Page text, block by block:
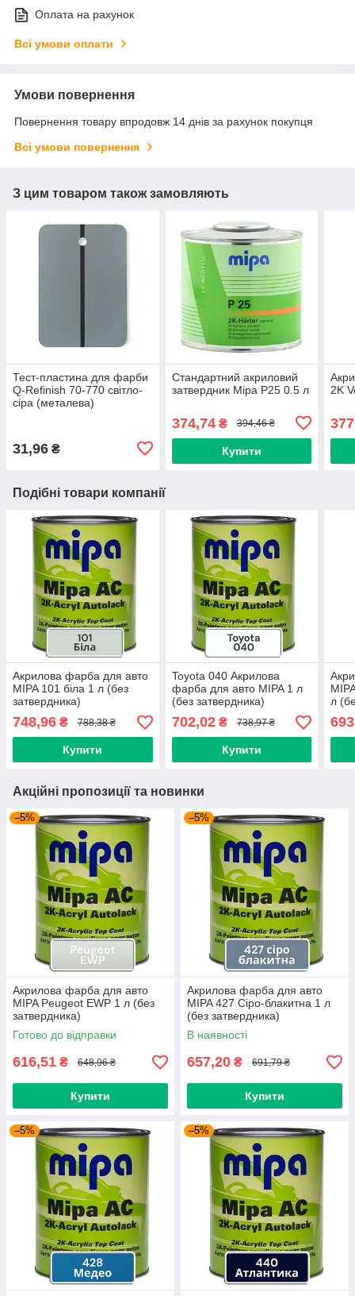
Оплата на рахунок
Всі умови оплати
Умови повернення
Повернення товару впродовж 14 днів за рахунок покупця
Всі умови повернення
З цим товаром також замовляють
Тест-пластина для фарби
Q-Refinish 70-770 світло-
сіра (металева)
31,96 ₴
Стандартний акриловий
затвердник Mipa P25 0.5 л
374,74₴ 394,46 ₴
Купити
2K
Подібні товари компанії
Акрилова фарба для авто
MIPA 101 біла 1 л (без
затвердника)
748,96 ₴ 788,38 ₴
Купити
Toyota 040 Акрилова
фарба для авто MIPA 1 л
(без затвердника)
702,02₴ 738,97 ₴
Купити
л
Акційні пропозиції та новинки
–5%
Акрилова фарба для авто
MIPA Peugeot EWP 1 л (без
затвердника)
Готово до відправки
616,51 ₴ 648,96 ₴
Купити
–5%
Акрилова фарба для авто
MIPA 427 Сіро-блакитна 1 л
(без затвердника)
В наявності
657,20 ₴ 691,79 ₴
Купити
–5% –5%